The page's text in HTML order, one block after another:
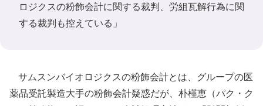
ロジクスの粉飾会計に関する裁判、労組瓦解行為に関
する裁判も控えている」
サムスンバイオロジクスの粉飾会計とは、グループの医
薬品受託製造大手の粉飾会計疑惑だが、朴槿恵（パク・ク